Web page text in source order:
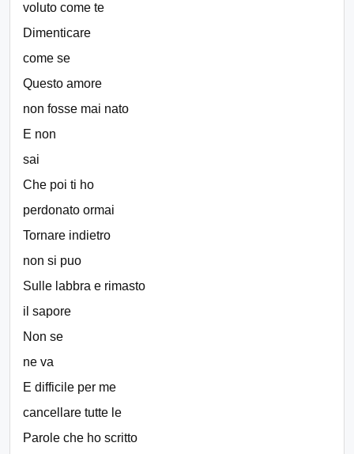
voluto come te
Dimenticare
come se
Questo amore
non fosse mai nato
E non
sai
Che poi ti ho
perdonato ormai
Tornare indietro
non si puo
Sulle labbra e rimasto
il sapore
Non se
ne va
E difficile per me
cancellare tutte le
Parole che ho scritto